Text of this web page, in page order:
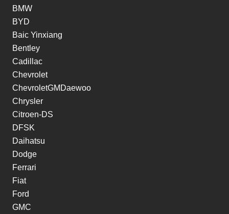
BMW
BYD
Baic Yinxiang
Bentley
Cadillac
Chevrolet
ChevroletGMDaewoo
Chrysler
Citroen-DS
DFSK
Daihatsu
Dodge
Ferrari
Fiat
Ford
GMC